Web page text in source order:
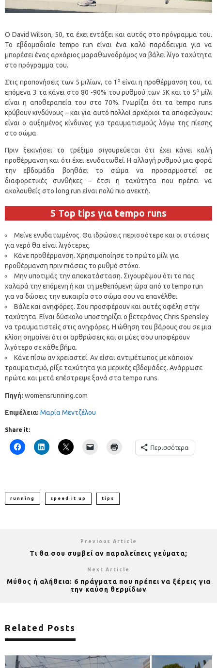
Ο David Wilson, 50, τα έχει εντάξει και αυτός στο πρόγραμμα του.
Το εβδομαδιαίο tempo run είναι ένα καλό παράδειγμα για να
μπορέσει ένας αρχάριος μαραθωνοδρόμος να βάλει λίγο ταχύτητα
στο πρόγραμμα του.
Στις προπονήσεις των 5 μιλίων, το 1 ο είναι η προθέρμανση του, τα
επόμενα 3 τα κάνει στο 80 -90% του ρυθμού των 5Κ και το 5ο μίλι
είναι η αποθεραπεία του στο 70%. Γνωρίζει ότι τα tempo runs
κρύβουν κινδύνους – και για αυτό πολλοί αρχάριοι τα αποφεύγουν:
είναι ο αυξημένος κίνδυνος για τραυματισμούς λόγω της πίεσης
στο σώμα.
Πριν ξεκινήσει το τρέξιμο σιγουρεύεται ότι έχει κάνει καλή
προθέρμανση και ότι έχει ενυδατωθεί. Η αλλαγή ρυθμού μια φορά
την εβδομάδα βοηθάει το σώμα να προσαρμοστεί σε
διαφορετικές συνθήκες – έτσι η ταχύτητα που πρέπει να
ακολουθείς στο long run είναι πολύ πιο ανεκτή.
5 Top tips για tempo runs
Μείνε ενυδατωμένος. Θα ιδρώσεις περισσότερο και οι στάσεις
για νερό θα είναι λιγότερες.
Κάνε προθέρμανση. Χρησιμοποίησε το πρώτο μίλι για
προθέρμανση πριν πιάσεις το ρυθμό στόχο.
Μην υποτιμάς την αποκατάσταση. Σιγουρέψου ότι το πας
χαλαρά την επόμενη ή και τη μεθεπόμενη ώρα από το tempo run
για να δώσεις την ευκαιρία στο σώμα σου να επανέλθει.
Βάλε και ανηφόρες. Σου προσφέρουν και αυτές οφέλη στην
ταχύτητα. Είναι δύσκολο υποστηρίζει ο βετεράνος Chris Spensley
να τραυματιστείς στις ανηφόρες. Η ώθηση του βάρους σου σε μια
κλίση σημαίνει ότι οι αρθρώσεις και οι μύες σου υποφέρουν
λιγότερο σε κάθε βήμα.
Κάνε πίσω αν χρειαστεί. Αν είσαι αντιμέτωπος με κάποιον
τραυματισμό, ρίξε ταχύτητα για μερικές εβδομάδες. Ανάρρωσε
πρώτα και μετά επέστρεψε ξανά στα tempo runs.
Πηγή: womensrunning.com
Επιμέλεια: Μαρία Μεντζέλου
Share it:
Περισσότερα
running speed it up tips
Previous Article
Τι θα σου συμβεί αν παραλείπεις γεύματα;
Next Article
Μύθος ή αλήθεια: 6 πράγματα που πρέπει να ξέρεις για
την καύση θερμίδων
Related Posts